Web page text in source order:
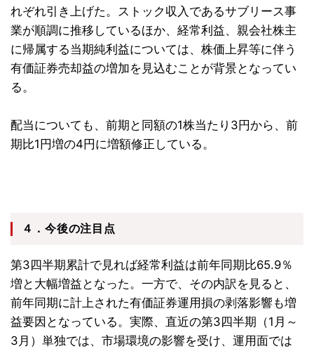
れぞれ引き上げた。ストック収入であるサブリース事
業が順調に推移しているほか、経常利益、親会社株主
に帰属する当期純利益については、株価上昇等に伴う
有価証券売却益の増加を見込むことが背景となってい
る。
配当についても、前期と同額の1株当たり3円から、前
期比1円増の4円に増額修正している。
４．今後の注目点
第3四半期累計で見れば経常利益は前年同期比65.9％
増と大幅増益となった。一方で、その内訳を見ると、
前年同期に計上された有価証券運用損の剥落影響も増
益要因となっている。実際、直近の第3四半期（1月～
3月）単独では、市場環境の影響を受け、運用面では